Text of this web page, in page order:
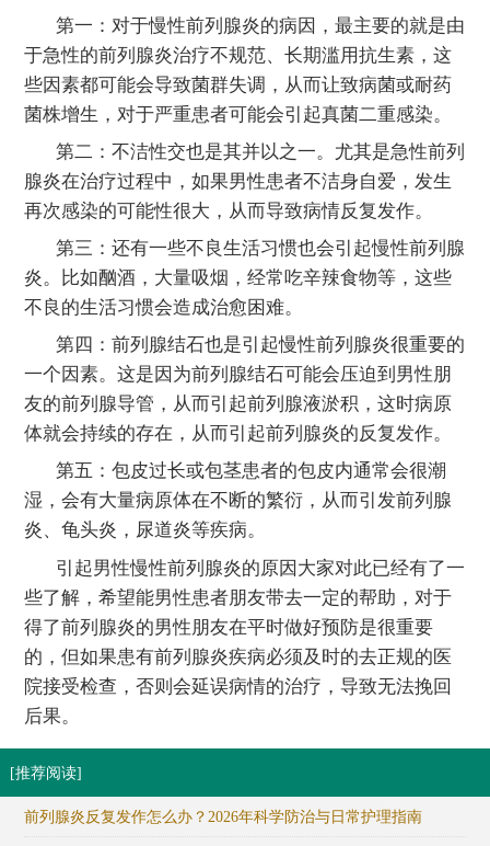
第一：对于慢性前列腺炎的病因，最主要的就是由
于急性的前列腺炎治疗不规范、长期滥用抗生素，这
些因素都可能会导致菌群失调，从而让致病菌或耐药
菌株增生，对于严重患者可能会引起真菌二重感染。
第二：不洁性交也是其并以之一。尤其是急性前列
腺炎在治疗过程中，如果男性患者不洁身自爱，发生
再次感染的可能性很大，从而导致病情反复发作。
第三：还有一些不良生活习惯也会引起慢性前列腺
炎。比如酗酒，大量吸烟，经常吃辛辣食物等，这些
不良的生活习惯会造成治愈困难。
第四：前列腺结石也是引起慢性前列腺炎很重要的
一个因素。这是因为前列腺结石可能会压迫到男性朋
友的前列腺导管，从而引起前列腺液淤积，这时病原
体就会持续的存在，从而引起前列腺炎的反复发作。
第五：包皮过长或包茎患者的包皮内通常会很潮
湿，会有大量病原体在不断的繁衍，从而引发前列腺
炎、龟头炎，尿道炎等疾病。
引起男性慢性前列腺炎的原因大家对此已经有了一
些了解，希望能男性患者朋友带去一定的帮助，对于
得了前列腺炎的男性朋友在平时做好预防是很重要
的，但如果患有前列腺炎疾病必须及时的去正规的医
院接受检查，否则会延误病情的治疗，导致无法挽回
后果。
[推荐阅读]
前列腺炎反复发作怎么办？2026年科学防治与日常护理指南